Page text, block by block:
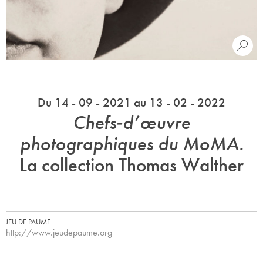
Du 14 - 09 - 2021 au 13 - 02 - 2022
Chefs‑d’œuvre
photographiques du MoMA.
La collection Thomas Walther
JEU DE PAUME
http://www.jeudepaume.org